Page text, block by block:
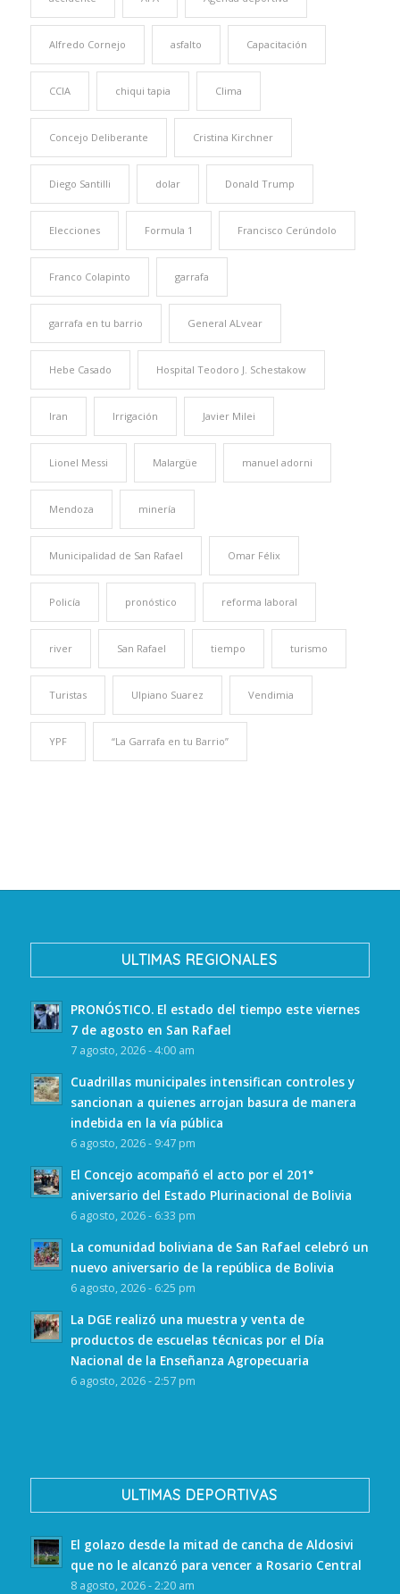
Alfredo Cornejo asfalto Capacitación
CCIA chiqui tapia Clima
Concejo Deliberante Cristina Kirchner
Diego Santilli dolar Donald Trump
Elecciones Formula 1 Francisco Cerúndolo
Franco Colapinto garrafa
garrafa en tu barrio General ALvear
Hebe Casado Hospital Teodoro J. Schestakow
Iran Irrigación Javier Milei
Lionel Messi Malargüe manuel adorni
Mendoza minería
Municipalidad de San Rafael Omar Félix
Policía pronóstico reforma laboral
river San Rafael tiempo turismo
Turistas Ulpiano Suarez Vendimia
YPF “La Garrafa en tu Barrio”
ULTIMAS REGIONALES
PRONÓSTICO. El estado del tiempo este viernes
7 de agosto en San Rafael
7 agosto, 2026 - 4:00 am
Cuadrillas municipales intensifican controles y
sancionan a quienes arrojan basura de manera
indebida en la vía pública
6 agosto, 2026 - 9:47 pm
El Concejo acompañó el acto por el 201°
aniversario del Estado Plurinacional de Bolivia
6 agosto, 2026 - 6:33 pm
La comunidad boliviana de San Rafael celebró un
nuevo aniversario de la república de Bolivia
6 agosto, 2026 - 6:25 pm
La DGE realizó una muestra y venta de
productos de escuelas técnicas por el Día
Nacional de la Enseñanza Agropecuaria
6 agosto, 2026 - 2:57 pm
ULTIMAS DEPORTIVAS
El golazo desde la mitad de cancha de Aldosivi
que no le alcanzó para vencer a Rosario Central
8 agosto, 2026 - 2:20 am